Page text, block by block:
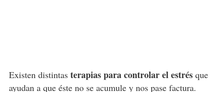
Existen distintas terapias para controlar el estrésque
ayudan a que éste no se acumule y nos pase factura.